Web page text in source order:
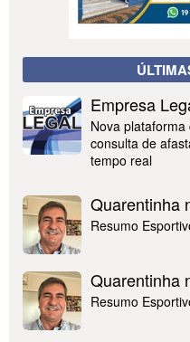
Empresa
Nova
consulta de
tempo real
Quarentinha
Resumo
Quarentinha
Resumo